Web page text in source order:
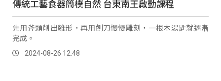
傳統工藝食器簡樸自然 台東南王啟動課程
先用斧頭削出雛形，再用刨刀慢慢雕刻，一根木湯匙就逐漸
完成。
2024-08-26 12:48